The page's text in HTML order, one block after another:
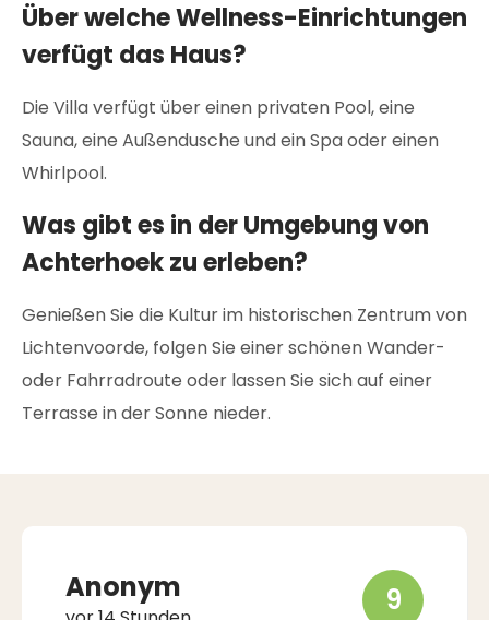
Über welche Wellness-Einrichtungen
verfügt das Haus?
Die Villa verfügt über einen privaten Pool, eine
Sauna, eine Außendusche und ein Spa oder einen
Whirlpool.
Was gibt es in der Umgebung von
Achterhoek zu erleben?
Genießen Sie die Kultur im historischen Zentrum von
Lichtenvoorde, folgen Sie einer schönen Wander-
oder Fahrradroute oder lassen Sie sich auf einer
Terrasse in der Sonne nieder.
Anonym 9